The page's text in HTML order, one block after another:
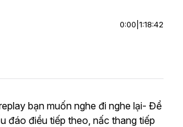
0:00 1:18:42
bạn muốn nghe đi nghe lại- Để
đáo điều tiếp theo, nấc thang tiếp